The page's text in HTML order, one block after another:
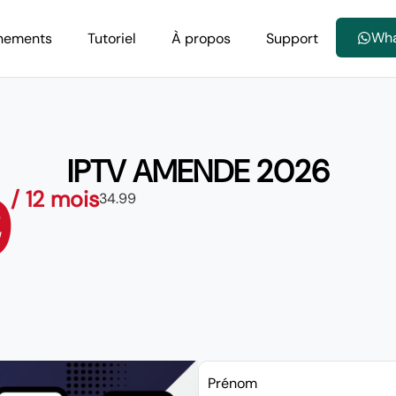
Tutoriel À propos Support
IPTV AMENDE 2026
/ 12 mois34.99
Prénom